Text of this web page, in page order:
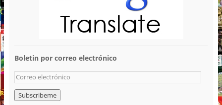
Boletin por correo electrónico